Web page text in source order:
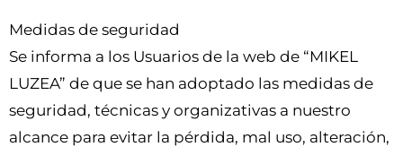
Medidas de seguridad
Se informa a los Usuarios de la web de “MIKEL
LUZEA” de que se han adoptado las medidas de
seguridad, técnicas y organizativas a nuestro
alcance para evitar la pérdida, mal uso, alteración,